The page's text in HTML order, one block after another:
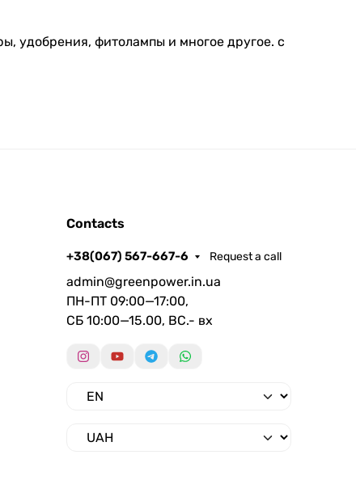
удобрения, фитолампы и многое другое. с
Contacts
+38(067) 567-667-6 Request a call
admin@greenpower.in.ua
ПН-ПТ 09:00—17:00,
СБ 10:00—15.00, ВС.- вх